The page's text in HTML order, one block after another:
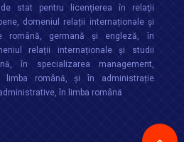
de stat pentru licențierea în relaţii
domeniul relații internaționale şi
română, germană și engleză, în
relații internaționale și studii
în specializarea management,
limba română, și în administrație
în limba română